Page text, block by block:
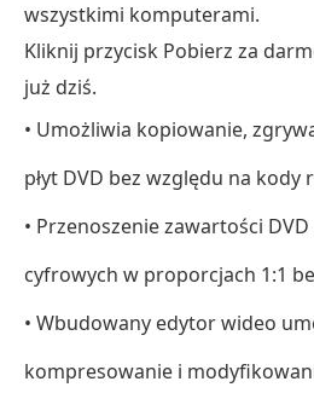
wszystkimi komputerami.
Kliknij przycisk Pobierz za
już dziś.
• Umożliwia kopiowanie,
płyt DVD bez względu na kody
• Przenoszenie zawartości
cyfrowych w proporcjach 1:1
• Wbudowany edytor wideo
kompresowanie i